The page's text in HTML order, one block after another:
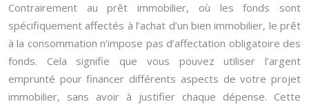
Contrairement au prêt immobilier, où les fonds sont
spécifiquement affectés à l’achat d’un bien immobilier, le prêt
à la consommation n’impose pas d’affectation obligatoire des
fonds. Cela signifie que vous pouvez utiliser l’argent
emprunté pour financer différents aspects de votre projet
immobilier, sans avoir à justifier chaque dépense. Cette